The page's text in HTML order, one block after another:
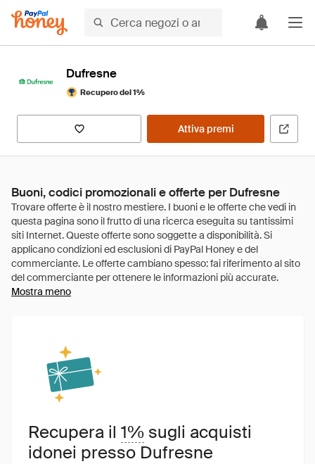
Dufresne
Recupero del 1%
Attiva premi
Buoni, codici promozionali e offerte per Dufresne
Mostra meno
Recupera il 1% sugli acquisti
idonei presso Dufresne